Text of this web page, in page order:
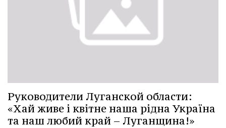
Руководители Луганской области:
«Хай живе і квітне наша рідна Україна
та наш любий край – Луганщина!»